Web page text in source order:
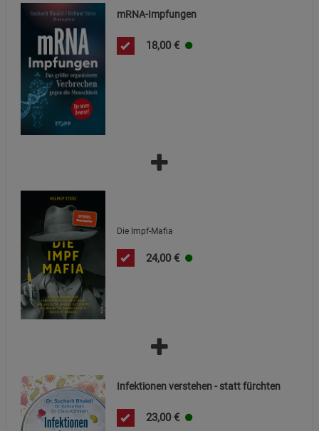
mRNA-Impfungen
18,00 €
Die Impf-Mafia
24,00 €
Infektionen verstehen - statt fürchten
23,00 €
Beschreibung Funktionale Cookies
Statistik Cookies (2)
Beschreibung Statistik Cookies
Marketing Cookies (3)
Datenschutzerklärung